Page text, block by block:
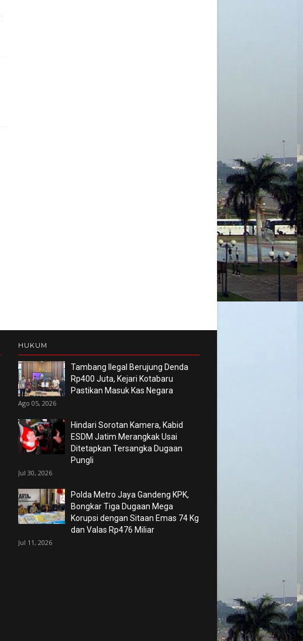
HUKUM
Tambang Ilegal Berujung Denda
Rp400 Juta, Kejari Kotabaru
Pastikan Masuk Kas Negara
Ago 05, 2026
Hindari Sorotan Kamera, Kabid
ESDM Jatim Merangkak Usai
Ditetapkan Tersangka Dugaan
Pungli
Jul 30, 2026
Polda Metro Jaya Gandeng KPK,
Bongkar Tiga Dugaan Mega
Korupsi dengan Sitaan Emas 74 Kg
dan Valas Rp476 Miliar
Jul 11, 2026